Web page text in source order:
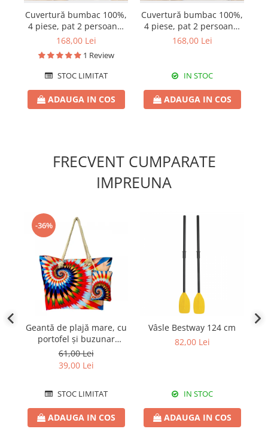
Cuvertură bumbac 100%,
4 piese, pat 2 persoane,
230x240 cm, EY08
168,00 Lei
1 Review
STOC LIMITAT
ADAUGA IN COS
Cuvertură bumbac 100%,
4 piese, pat 2 persoane,
230x240 cm, EY07
168,00 Lei
IN STOC
ADAUGA IN COS
FRECVENT CUMPARATE
IMPREUNA
-36%
Geantă de plajă mare, cu
portofel și buzunar
interior KD2482
61,00 Lei
39,00 Lei
STOC LIMITAT
ADAUGA IN COS
Vâsle Bestway 124 cm
82,00 Lei
IN STOC
ADAUGA IN COS